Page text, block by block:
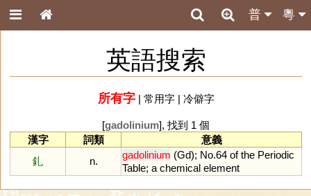
粵
普
英語搜索
所有字| 常用字| 冷僻字
[gadolinium], 找到 1 個
漢字
詞類
意義
釓
n.
gadolinium (Gd); No.64 of the Periodic
Table; a chemical element